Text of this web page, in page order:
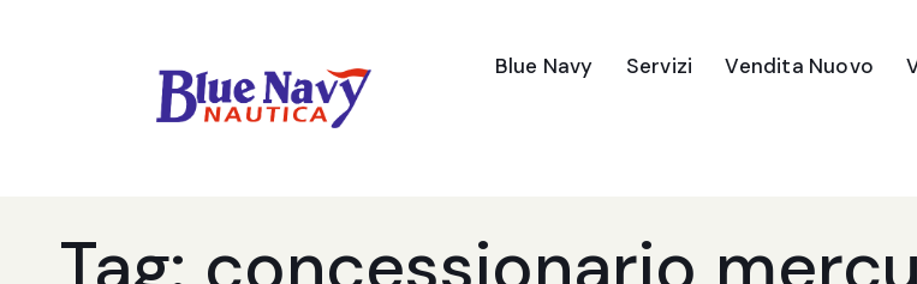
Blue Navy Servizi Vendita Nuovo